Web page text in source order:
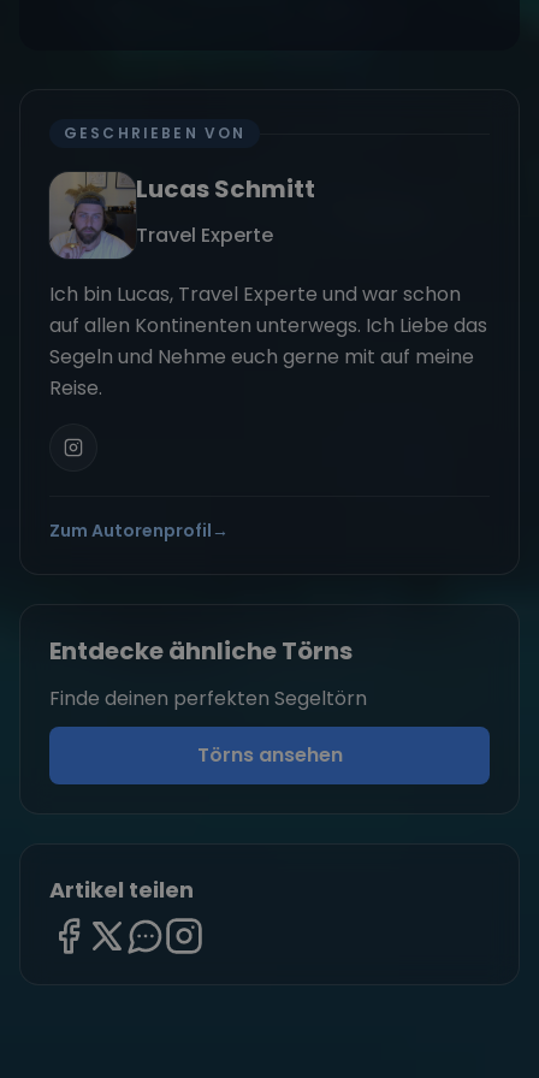
GESCHRIEBEN VON
Lucas Schmitt
Travel Experte
Ich bin Lucas, Travel Experte und war schon
auf allen Kontinenten unterwegs. Ich Liebe das
Segeln und Nehme euch gerne mit auf meine
Reise.
Zum Autorenprofil →
Entdecke ähnliche Törns
Finde deinen perfekten Segeltörn
Törns ansehen
Artikel teilen